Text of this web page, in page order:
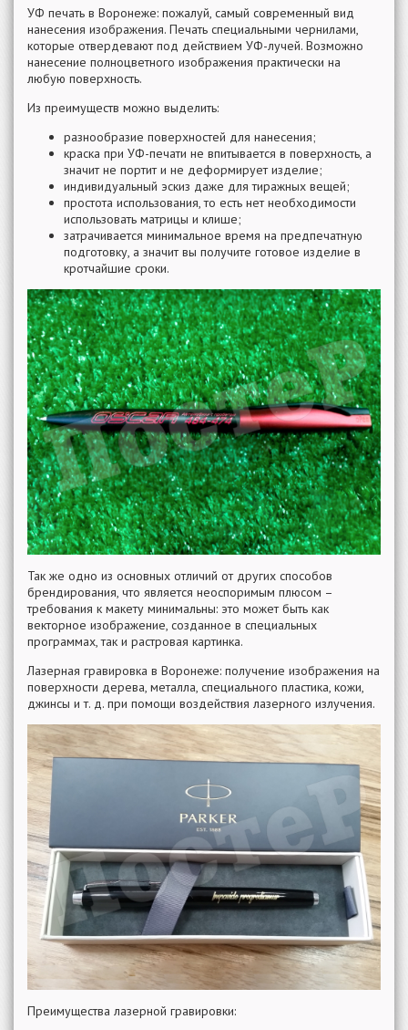
УФ печать в Воронеже: пожалуй, самый современный вид
нанесения изображения. Печать специальными чернилами,
которые отвердевают под действием УФ-лучей. Возможно
нанесение полноцветного изображения практически на
любую поверхность.
Из преимуществ можно выделить:
разнообразие поверхностей для нанесения;
краска при УФ-печати не впитывается в поверхность, а
значит не портит и не деформирует изделие;
индивидуальный эскиз даже для тиражных вещей;
простота использования, то есть нет необходимости
использовать матрицы и клише;
затрачивается минимальное время на предпечатную
подготовку, а значит вы получите готовое изделие в
кротчайшие сроки.
Так же одно из основных отличий от других способов
брендирования, что является неоспоримым плюсом –
требования к макету минимальны: это может быть как
векторное изображение, созданное в специальных
программах, так и растровая картинка.
Лазерная гравировка в Воронеже: получение изображения на
поверхности дерева, металла, специального пластика, кожи,
джинсы и т. д. при помощи воздействия лазерного излучения.
Преимущества лазерной гравировки: